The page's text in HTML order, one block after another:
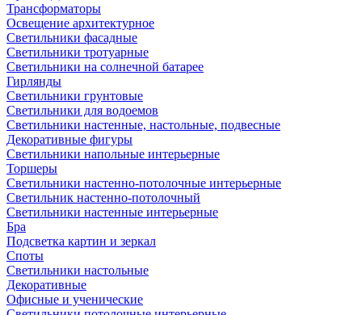
Трансформаторы
Освещение архитектурное
Светильники фасадные
Светильники тротуарные
Светильники на солнечной батарее
Гирлянды
Светильники грунтовые
Светильники для водоемов
Светильники настенные, настольные, подвесные
Декоративные фигуры
Светильники напольные интерьерные
Торшеры
Светильники настенно-потолочные интерьерные
Светильник настенно-потолочный
Светильники настенные интерьерные
Бра
Подсветка картин и зеркал
Споты
Светильники настольные
Декоративные
Офисные и ученические